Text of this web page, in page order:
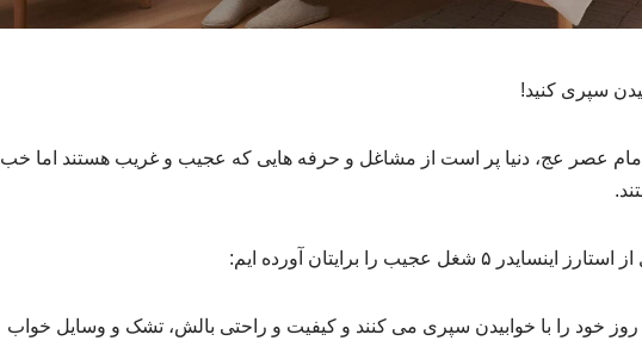
سپری کنید!
عصر عج، دنیا پر است از مشاغل و حرفه هایی که عجیب و غریب هستند اما خب
عجیب را برایتان آورده ایم:
خود را با خوابیدن سپری می کنند و کیفیت و راحتی بالش، تشک و وسایل خواب